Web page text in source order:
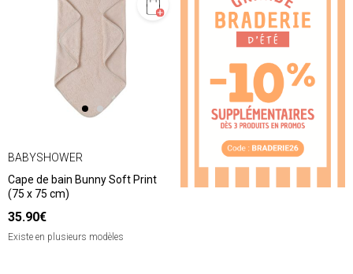
BABYSHOWER
Cape de bain Bunny Soft Print
(75 x 75 cm)
35.90€
Existe en plusieurs modèles